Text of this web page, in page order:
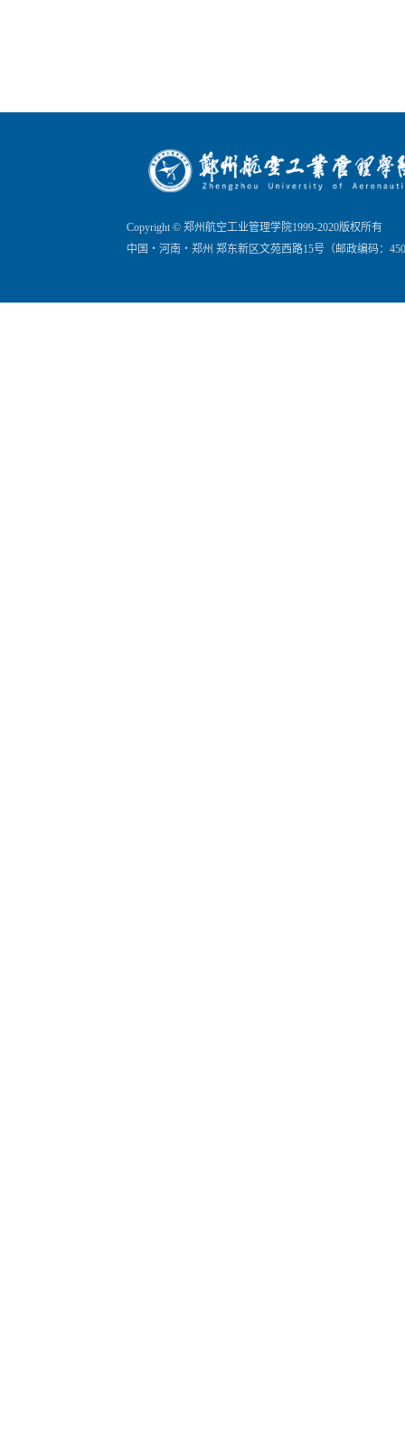
Copyright © 郑州航空工业管理学院1999-2020版权所有
中国・河南・郑州 郑东新区文苑西路15号（邮政编码：